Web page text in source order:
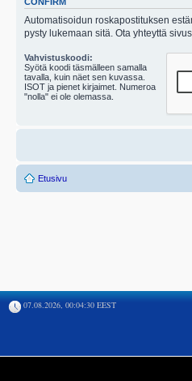
Automatisoidun roskapostituksen
pysty lukemaan sitä. Ota yhteyttä
Vahvistuskoodi:
Syötä koodi täsmälleen samalla
tavalla, kuin näet sen kuvassa.
ISOT ja pienet kirjaimet. Numeroa
"nolla" ei ole olemassa.
Etusivu
07.08.2026, 00:04:30 EEST